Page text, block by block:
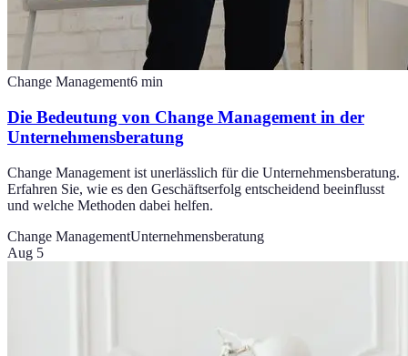
Change Management6 min
Die Bedeutung von Change Management in der
Unternehmensberatung
Change Management ist unerlässlich für die Unternehmensberatung.
Erfahren Sie, wie es den Geschäftserfolg entscheidend beeinflusst
und welche Methoden dabei helfen.
Change ManagementUnternehmensberatung
Aug 5